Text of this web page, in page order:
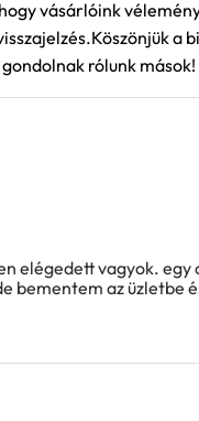
vásárlóink
a
rólunk mások!
elégedett vagyok. egy
bementem az üzletbe